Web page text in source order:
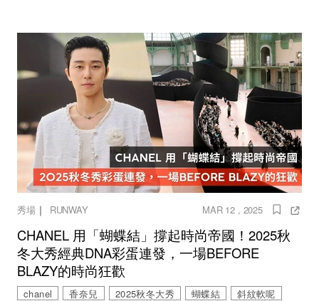
秀場 ｜ RUNWAY MAR 12 , 2025
CHANEL 用「蝴蝶結」撐起時尚帝國！2025秋
冬大秀經典DNA彩蛋連發，一場BEFORE
BLAZY的時尚狂歡
chanel 香奈兒 2025秋冬大秀 蝴蝶結
斜紋軟呢